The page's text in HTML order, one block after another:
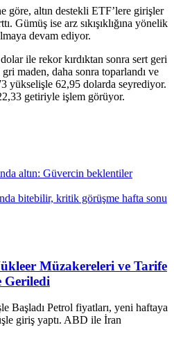
göre, altın destekli ETF’lere girişler
Gümüş ise arz sıkışıklığına yönelik
devam ediyor.
ile rekor kırdıktan sonra sert geri
maden, daha sonra toparlandı ve
yükselişle 62,95 dolarda seyrediyor.
getiriyle işlem görüyor.
altın: Güvercin beklentiler
bitebilir, kritik görüşme hafta sonu
Müzakereleri ve Tarife
Geriledi
Başladı Petrol fiyatları, yeni haftaya
giriş yaptı. ABD ile İran